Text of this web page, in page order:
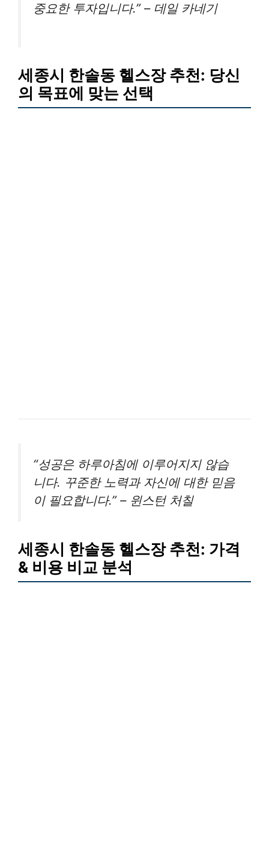
중요한 투자입니다.” – 데일 카네기
세종시 한솔동 헬스장 추천: 당신
의 목표에 맞는 선택
“성공은 하루아침에 이루어지지 않습
니다. 꾸준한 노력과 자신에 대한 믿음
이 필요합니다.” – 윈스턴 처칠
세종시 한솔동 헬스장 추천: 가격
& 비용 비교 분석